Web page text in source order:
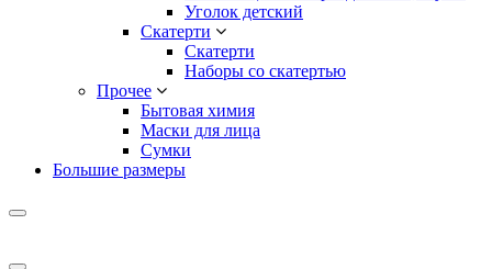
Уголок детский
Скатерти
Скатерти
Наборы со скатертью
Прочее
Бытовая химия
Маски для лица
Сумки
Большие размеры